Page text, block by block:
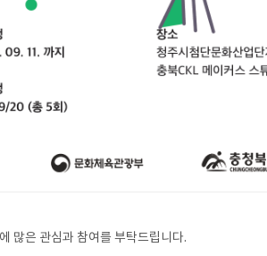
많은 관심과 참여를 부탁드립니다.